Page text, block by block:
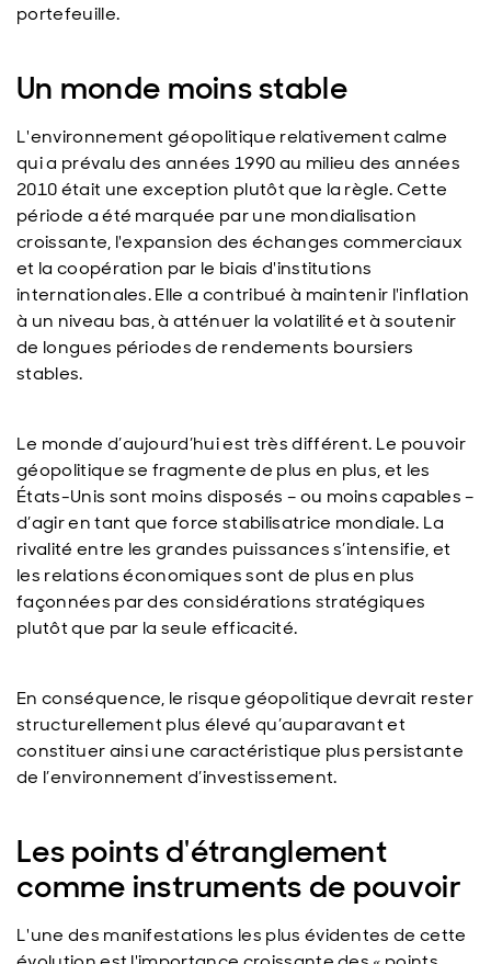
portefeuille.
Un monde moins stable
L'environnement géopolitique relativement calme
qui a prévalu des années 1990 au milieu des années
2010 était une exception plutôt que la règle. Cette
période a été marquée par une mondialisation
croissante, l'expansion des échanges commerciaux
et la coopération par le biais d'institutions
internationales. Elle a contribué à maintenir l'inflation
à un niveau bas, à atténuer la volatilité et à soutenir
de longues périodes de rendements boursiers
stables.
Le monde d’aujourd’hui est très différent. Le pouvoir
géopolitique se fragmente de plus en plus, et les
États-Unis sont moins disposés – ou moins capables –
d’agir en tant que force stabilisatrice mondiale. La
rivalité entre les grandes puissances s’intensifie, et
les relations économiques sont de plus en plus
façonnées par des considérations stratégiques
plutôt que par la seule efficacité.
En conséquence, le risque géopolitique devrait rester
structurellement plus élevé qu’auparavant et
constituer ainsi une caractéristique plus persistante
de l’environnement d’investissement.
Les points d'étranglement
comme instruments de pouvoir
L'une des manifestations les plus évidentes de cette